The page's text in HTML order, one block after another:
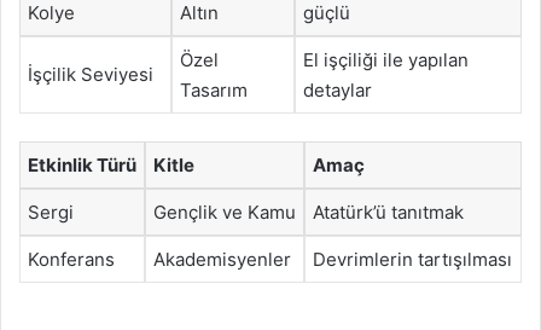
Kolye
Altın
güçlü
İşçilik Seviyesi
Özel
Tasarım
El işçiliği ile yapılan
detaylar
Etkinlik Türü Kitle Amaç
Sergi Gençlik ve Kamu Atatürk’ü tanıtmak
Konferans Akademisyenler Devrimlerin tartışılması